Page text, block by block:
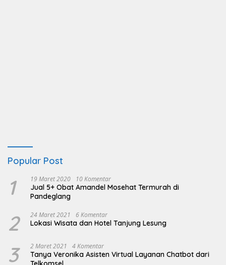
Popular Post
1 19 Maret 2020 10 Komentar
Jual 5+ Obat Amandel Mosehat Termurah di
Pandeglang
2 24 Maret 2021 6 Komentar
Lokasi Wisata dan Hotel Tanjung Lesung
3 2 Maret 2021 4 Komentar
Tanya Veronika Asisten Virtual Layanan Chatbot dari